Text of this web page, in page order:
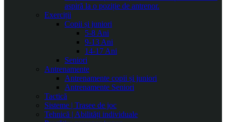
aspiră la o poziție de antrenor.
Exerciții
Copii și juniori
5-8 Ani
9-13 Ani
14-17 Ani
Seniori
Antrenamente
Antrenamente copii și juniori
Antrenamente Seniori
Tactică
Sisteme | Trasee de joc
Tehnică | Abilități individuale